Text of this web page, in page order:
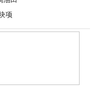
项
2025-12-22